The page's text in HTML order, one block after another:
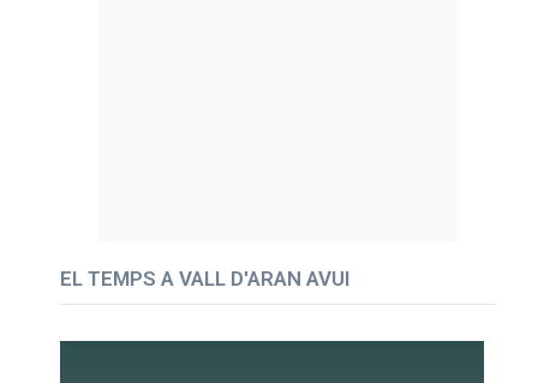
EL TEMPS A VALL D'ARAN AVUI